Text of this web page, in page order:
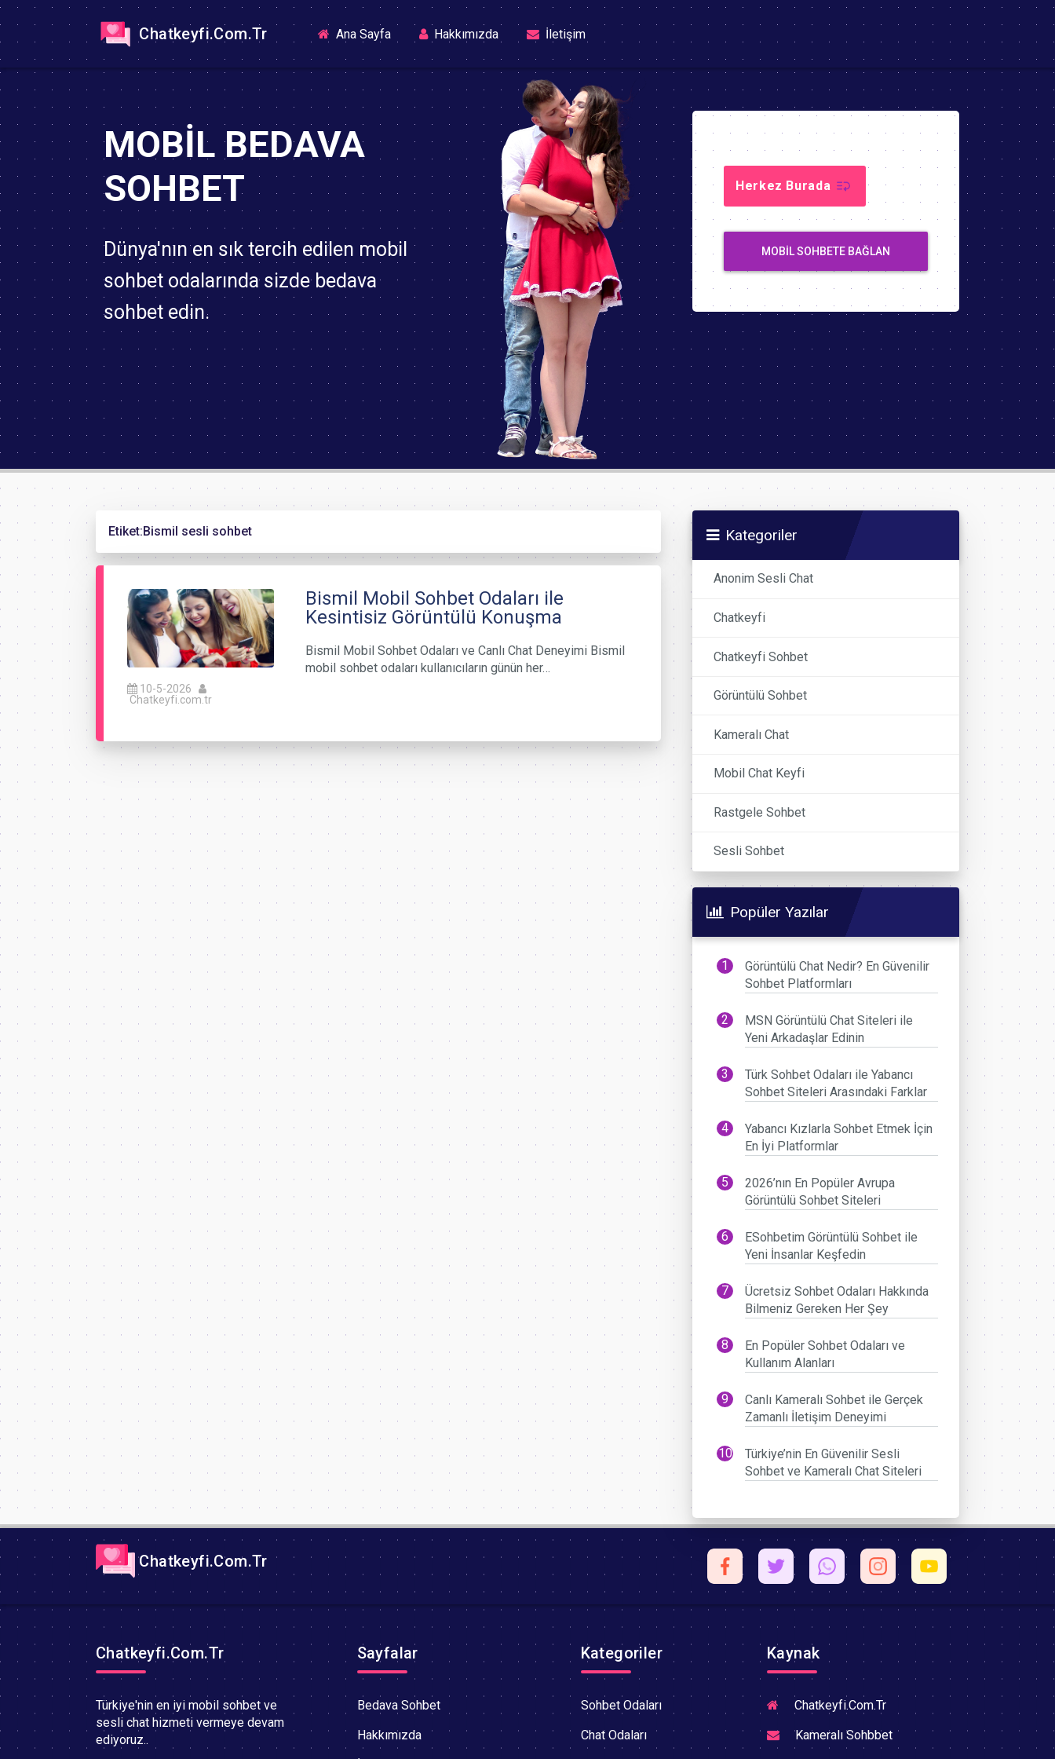
Chatkeyfi.Com.Tr Ana Sayfa(current)Hakkımızda İletişim
MOBIL BEDAVA
SOHBET
Dünya'nın en sık tercih edilen mobil
sohbet odalarında sizde bedava
sohbet edin.
Herkez Burada
MOBIL SOHBETE BAĞLAN
Etiket: Bismil sesli sohbet
10-5-2026
Chatkeyfi.com.tr
Bismil Mobil Sohbet Odaları ile
Kesintisiz Görüntülü Konuşma
Bismil Mobil Sohbet Odaları ve Canlı Chat Deneyimi Bismil
mobil sohbet odaları kullanıcıların günün her…
Kategoriler
Anonim Sesli Chat
Chatkeyfi
Chatkeyfi Sohbet
Görüntülü Sohbet
Kameralı Chat
Mobil Chat Keyfi
Rastgele Sohbet
Sesli Sohbet
Popüler Yazılar
Görüntülü Chat Nedir? En Güvenilir
Sohbet Platformları
MSN Görüntülü Chat Siteleri ile
Yeni Arkadaşlar Edinin
Türk Sohbet Odaları ile Yabancı
Sohbet Siteleri Arasındaki Farklar
Yabancı Kızlarla Sohbet Etmek İçin
En İyi Platformlar
2026’nın En Popüler Avrupa
Görüntülü Sohbet Siteleri
ESohbetim Görüntülü Sohbet ile
Yeni İnsanlar Keşfedin
Ücretsiz Sohbet Odaları Hakkında
Bilmeniz Gereken Her Şey
En Popüler Sohbet Odaları ve
Kullanım Alanları
Canlı Kameralı Sohbet ile Gerçek
Zamanlı İletişim Deneyimi
Türkiye’nin En Güvenilir Sesli
Sohbet ve Kameralı Chat Siteleri
Chatkeyfi.Com.Tr
Chatkeyfi.Com.Tr
Türkiye'nin en iyi mobil sohbet ve
sesli chat hizmeti vermeye devam
ediyoruz..
Sayfalar
Bedava Sohbet
Hakkımızda
Kategoriler
Sohbet Odaları
Chat Odaları
Kaynak
Chatkeyfi.Com.Tr
Kameralı Sohbbet